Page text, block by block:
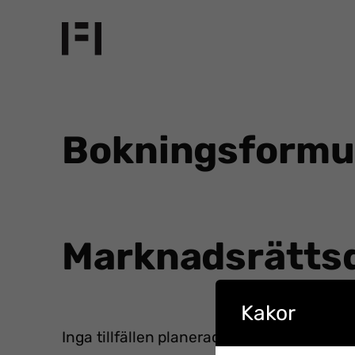
Inga tillfällen planerade för denna kurs
Kakor